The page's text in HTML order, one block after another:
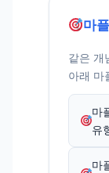
마
같은 개
아래 마
마
유
마